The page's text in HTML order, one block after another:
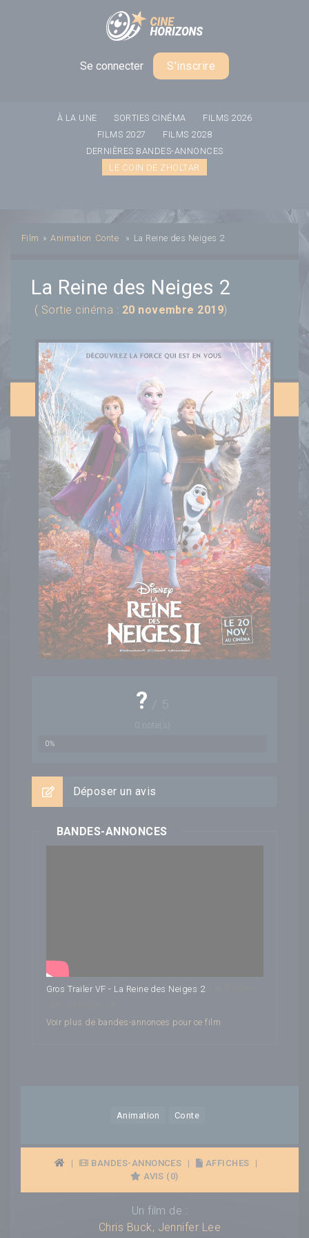
Se connecter S'inscrire
À LA UNE SORTIES CINÉMA
FILMS 2026
FILMS 2027
FILMS 2028
DERNIÈRES BANDES-ANNONCES
LE COIN DE ZHOLTAR
Film » Animation Conte » La Reine des Neiges 2
La Reine des Neiges 2
( Sortie cinéma : 20 novembre 2019)
? / 5
note(s)
0%
Déposer un avis
BANDES-ANNONCES
Gros Trailer VF - La Reine des Neiges 2La Reine
Voir plus de bandes-annonces pour ce film
Animation Conte
| BANDES-ANNONCES | AFFICHES
|
AVIS (0)
Un film de :
Chris Buck, Jennifer Lee
Panneau de gestion des cookies